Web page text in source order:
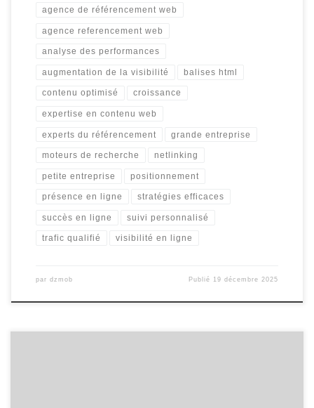
agence de référencement web
agence referencement web
analyse des performances
augmentation de la visibilité balises html
contenu optimisé croissance
expertise en contenu web
experts du référencement grande entreprise
moteurs de recherche netlinking
petite entreprise positionnement
présence en ligne stratégies efficaces
succès en ligne suivi personnalisé
trafic qualifié visibilité en ligne
par dzmob Publié 19 décembre 2025